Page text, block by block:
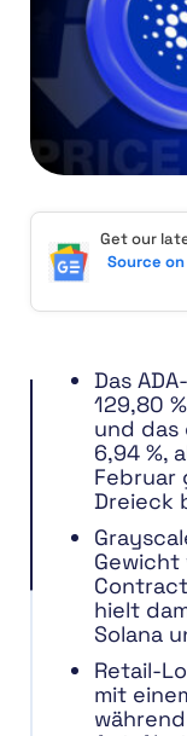
Get our
Source on
Das
129,80
und das
6,94 %,
Februar
Dreieck
Gewicht
hielt
Solana
Retail-
mit